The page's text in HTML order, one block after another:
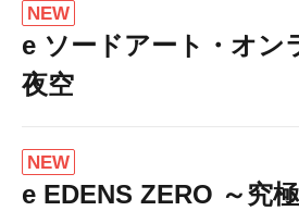
NEW
e ソードアート・オン
夜空
NEW
e EDENS ZERO ～究